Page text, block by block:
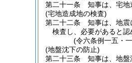
第二十一条
知事は、宅地
(宅地造成地の検査)
第二十二条
知事は、地
検査し、必要があると
(令六条例一五・
(地盤沈下の防止)
第二十三条
知事は、地盤